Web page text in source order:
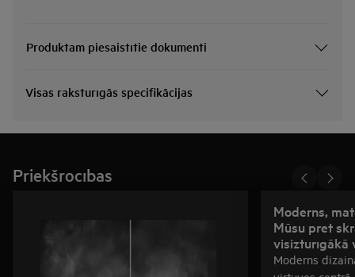
Produktam piesaistītie dokumenti
Visas raksturīgās specifikācijas
Priekšrocības
Moderns,
Mūsu pret
visizturīgākā
Moderns